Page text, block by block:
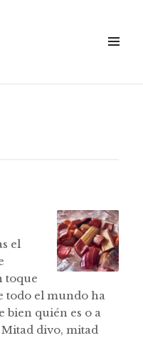
el
toque
todo el mundo ha
bien quién es o a
divo, mitad